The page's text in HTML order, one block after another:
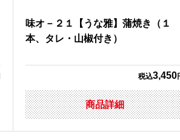
味オ－２１【うな雅】蒲焼き（１
本、タレ・山椒付き）
税込3,450
商品詳細